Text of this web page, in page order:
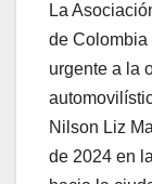
La
de Colombia
urgente a la
Nilson Liz
de 2024 en